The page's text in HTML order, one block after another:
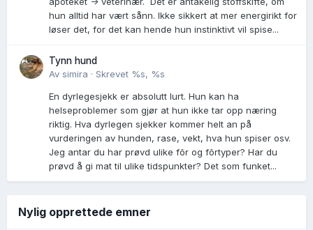
hun alltid har vært sånn. Ikke sikkert at mer energirikt for
løser det, for det kan hende hun instinktivt vil spise...
Tynn hund
Av simira · Skrevet %s, %s
En dyrlegesjekk er absolutt lurt. Hun kan ha
helseproblemer som gjør at hun ikke tar opp næring
riktig. Hva dyrlegen sjekker kommer helt an på
vurderingen av hunden, rase, vekt, hva hun spiser osv.
Jeg antar du har prøvd ulike fõr og fõrtyper? Har du
prøvd å gi mat til ulike tidspunkter? Det som funket...
Nylig opprettede emner